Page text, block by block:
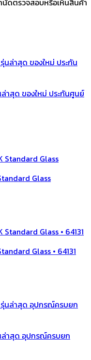
าสุด ของใหม่ ประกันศูนย์
Glass
Glass • 64131
ล่าสุด อุปกรณ์ครบยก